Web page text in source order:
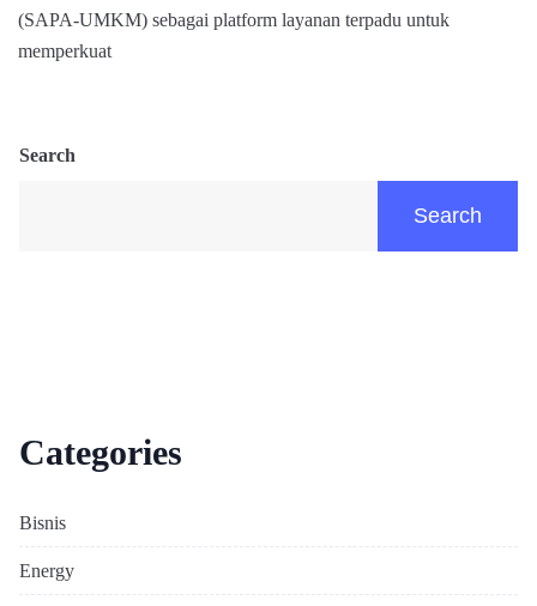
(SAPA-UMKM) sebagai platform layanan terpadu untuk
memperkuat
Search
Search
Categories
Bisnis
Energy